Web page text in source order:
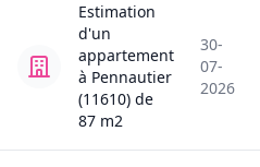
Estimation
d'un
appartement
à Pennautier
(11610) de
87 m2
30-
07-
2026